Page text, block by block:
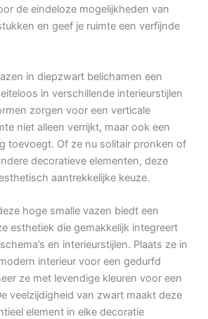
de eindeloze mogelijkheden van
en geef je ruimte een verfijnde
in diepzwart belichamen een
in verschillende interieurstijlen
zorgen voor een verticale
niet alleen verrijkt, maar ook een
toevoegt. Of ze nu solitair pronken of
decoratieve elementen, deze
aantrekkelijke keuze.
hoge smalle vazen biedt een
esthetiek die gemakkelijk integreert
en interieurstijlen. Plaats ze in
interieur voor een gedurfd
ze met levendige kleuren voor een
veelzijdigheid van zwart maakt deze
element in elke decoratie